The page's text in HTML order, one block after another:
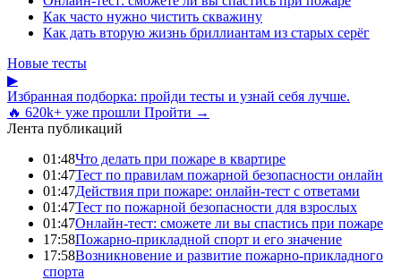
Как часто нужно чистить скважину
Как дать вторую жизнь бриллиантам из старых серёг
Новые тесты
▶
Избранная подборка: пройди тесты и узнай себя лучше.
🔥 620k+ уже прошли Пройти →
Лента публикаций
01:48Что делать при пожаре в квартире
01:47Тест по правилам пожарной безопасности онлайн
01:47Действия при пожаре: онлайн-тест с ответами
01:47Тест по пожарной безопасности для взрослых
01:47Онлайн-тест: сможете ли вы спастись при пожаре
17:58Пожарно-прикладной спорт и его значение
17:58Возникновение и развитие пожарно-прикладного
спорта